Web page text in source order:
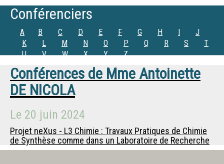
Conférenciers
A B C D E F G H I
J
K
L M N O P Q R S
T
U
V W X Y Z
Conférences de Mme Antoinette
DE NICOLA
Le 20 juin 2024
Projet neXus - L3 Chimie : Travaux Pratiques de Chimie
de Synthèse comme dans un Laboratoire de Recherche